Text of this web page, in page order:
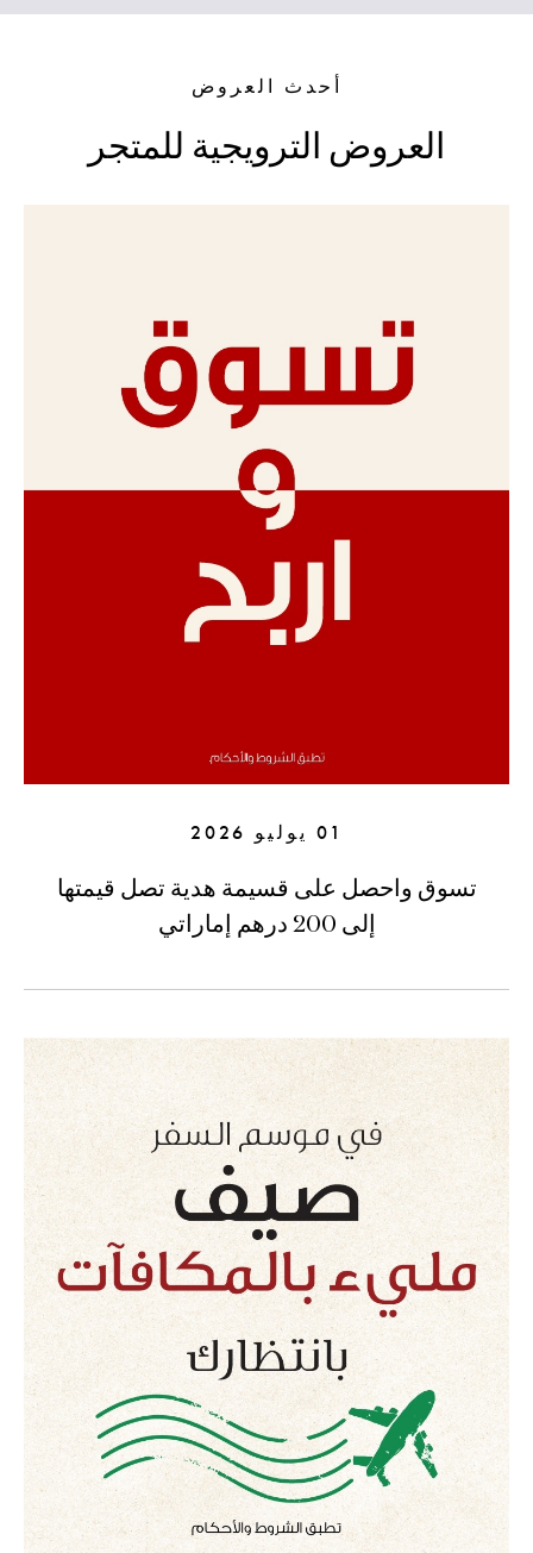
أحدث العروض
العروض الترويجية للمتجر
01 يوليو 2026
تسوق واحصل على قسيمة هدية تصل قيمتها
إلى 200 درهم إماراتي